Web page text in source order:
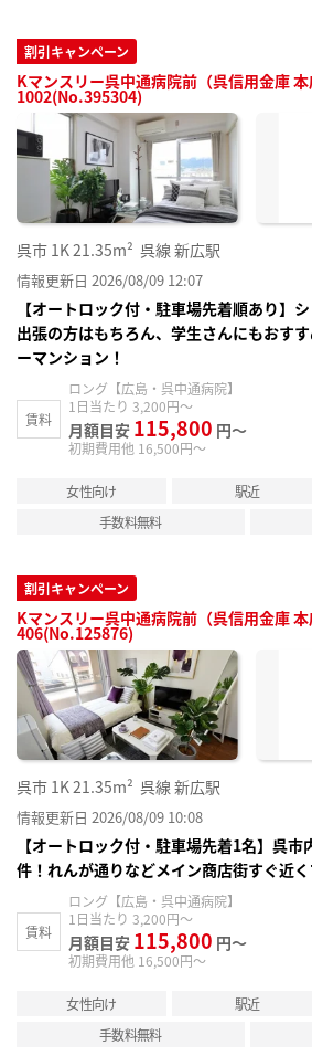
割引キャンペーン
Kマンスリー呉中通病院前（呉信用金庫
1002(No.395304)
呉市 1K21.35m² 呉線 新広駅
情報更新日 2026/08/09 12:07
【オートロック付・駐車場先着順あり】
出張の方はもちろん、学生さんにもおす
ーマンション！
賃料
ロング【広島・呉中通病院】
1日当たり 3,200円～
月額目安 115,800 円～
初期費用他 16,500円～
女性向け 駅近
手数料無料
割引キャンペーン
Kマンスリー呉中通病院前（呉信用金庫
406(No.125876)
呉市 1K21.35m² 呉線 新広駅
情報更新日 2026/08/09 10:08
【オートロック付・駐車場先着1名】呉
件！れんが通りなどメイン商店街すぐ近
賃料
ロング【広島・呉中通病院】
1日当たり 3,200円～
月額目安 115,800 円～
初期費用他 16,500円～
女性向け 駅近
手数料無料